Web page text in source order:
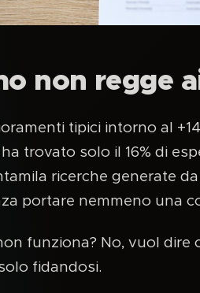
non regge
tipici intorno al
trovato solo il 16% di
ricerche generate
portare nemmeno una
funziona? No, vuol
fidandosi.